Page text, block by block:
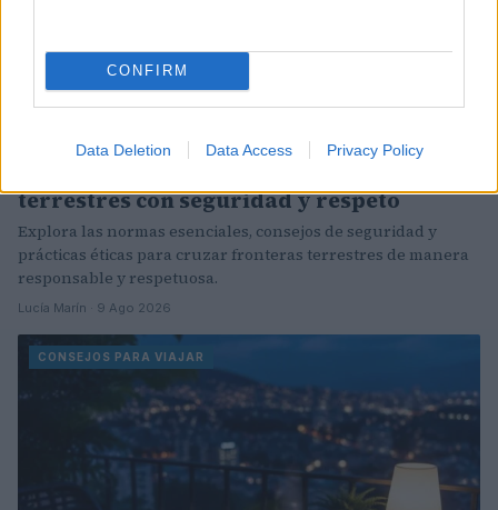
CONFIRM
Data Deletion Data Access Privacy Policy
terrestres con seguridad y respeto
Explora las normas esenciales, consejos de seguridad y
prácticas éticas para cruzar fronteras terrestres de manera
responsable y respetuosa.
Lucía Marín · 9 Ago 2026
CONSEJOS PARA VIAJAR